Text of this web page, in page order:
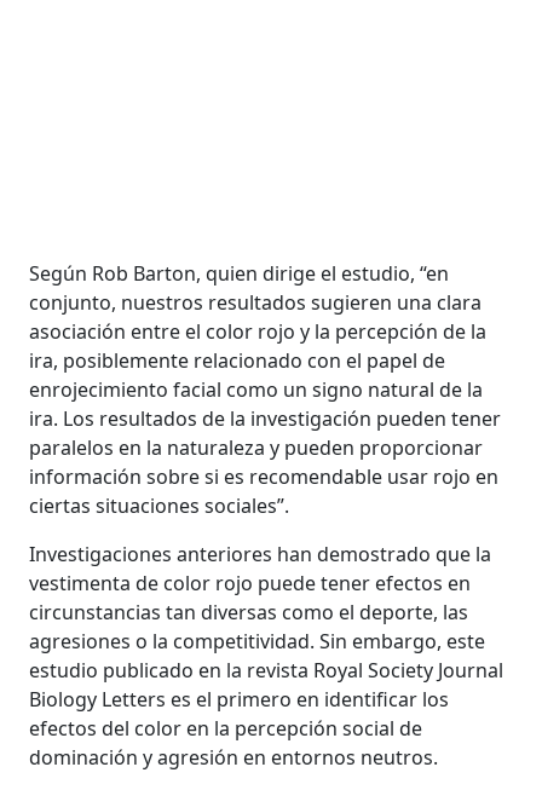
Según Rob Barton, quien dirige el estudio, “en
conjunto, nuestros resultados sugieren una clara
asociación entre el color rojo y la percepción de la
ira, posiblemente relacionado con el papel de
enrojecimiento facial como un signo natural de la
ira. Los resultados de la investigación pueden tener
paralelos en la naturaleza y pueden proporcionar
información sobre si es recomendable usar rojo en
ciertas situaciones sociales”.
Investigaciones anteriores han demostrado que la
vestimenta de color rojo puede tener efectos en
circunstancias tan diversas como el deporte, las
agresiones o la competitividad. Sin embargo, este
estudio publicado en la revista Royal Society Journal
Biology Letters es el primero en identificar los
efectos del color en la percepción social de
dominación y agresión en entornos neutros.